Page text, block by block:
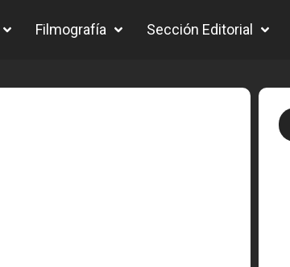
Filmografía Sección Editorial